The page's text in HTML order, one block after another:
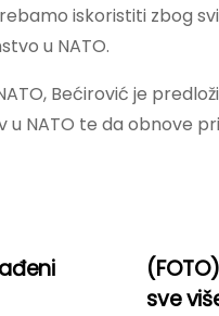
iskoristiti zbog
u NATO.
Bećirović je
NATO te da obnove
sve